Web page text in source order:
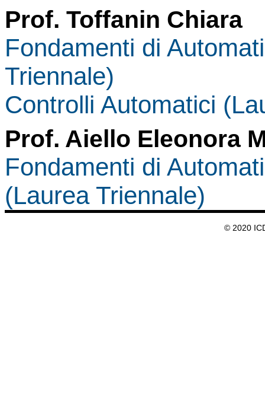
Prof. Toffanin Chiara
Fondamenti di
Triennale)
Controlli Automatici
Prof. Aiello Eleonora
Fondamenti di
(Laurea Triennale)
© 2020